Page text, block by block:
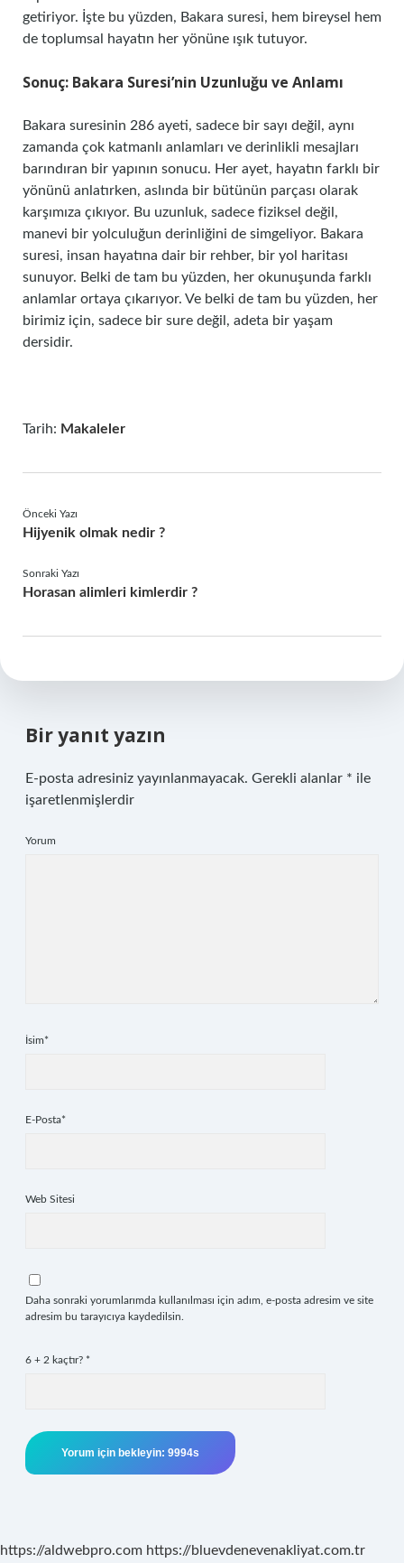
getiriyor. İşte bu yüzden, Bakara suresi, hem bireysel hem
de toplumsal hayatın her yönüne ışık tutuyor.
Sonuç: Bakara Suresi’nin Uzunluğu ve Anlamı
Bakara suresinin 286 ayeti, sadece bir sayı değil, aynı
zamanda çok katmanlı anlamları ve derinlikli mesajları
barındıran bir yapının sonucu. Her ayet, hayatın farklı bir
yönünü anlatırken, aslında bir bütünün parçası olarak
karşımıza çıkıyor. Bu uzunluk, sadece fiziksel değil,
manevi bir yolculuğun derinliğini de simgeliyor. Bakara
suresi, insan hayatına dair bir rehber, bir yol haritası
sunuyor. Belki de tam bu yüzden, her okunuşunda farklı
anlamlar ortaya çıkarıyor. Ve belki de tam bu yüzden, her
birimiz için, sadece bir sure değil, adeta bir yaşam
dersidir.
Tarih: Makaleler
Önceki Yazı
Hijyenik olmak nedir ?
Sonraki Yazı
Horasan alimleri kimlerdir ?
Bir yanıt yazın
E-posta adresiniz yayınlanmayacak. Gerekli alanlar * ile
işaretlenmişlerdir
Yorum
İsim*
E-Posta*
Web Sitesi
Daha sonraki yorumlarımda kullanılması için adım, e-posta adresim ve site
adresim bu tarayıcıya kaydedilsin.
6 + 2 kaçtır? *
https://aldwebpro.com https://bluevdenevenakliyat.com.tr